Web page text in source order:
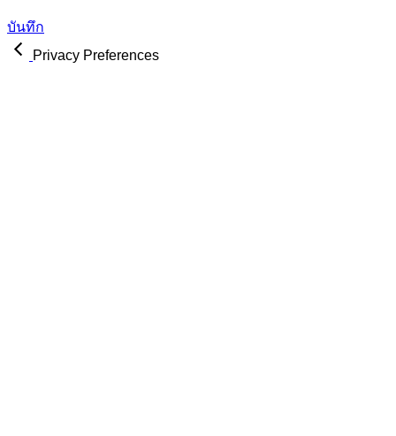
บันทึก
Privacy Preferences